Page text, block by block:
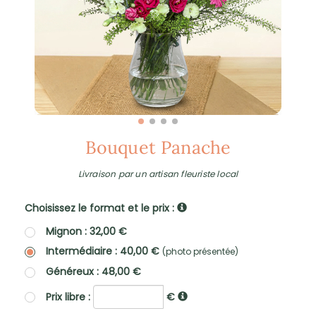
Bouquet Panache
Livraison par un artisan fleuriste local
Choisissez le format et le prix :
Mignon : 32,00 €
Intermédiaire : 40,00 € (photo présentée)
Généreux : 48,00 €
Prix libre :
€